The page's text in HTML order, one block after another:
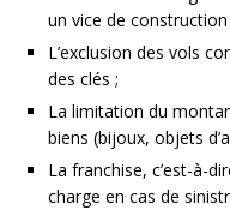
un vice de construction
L’exclusion des vols
des clés ;
La limitation du
biens (bijoux, objets
La franchise, c’est-à-
charge en cas de